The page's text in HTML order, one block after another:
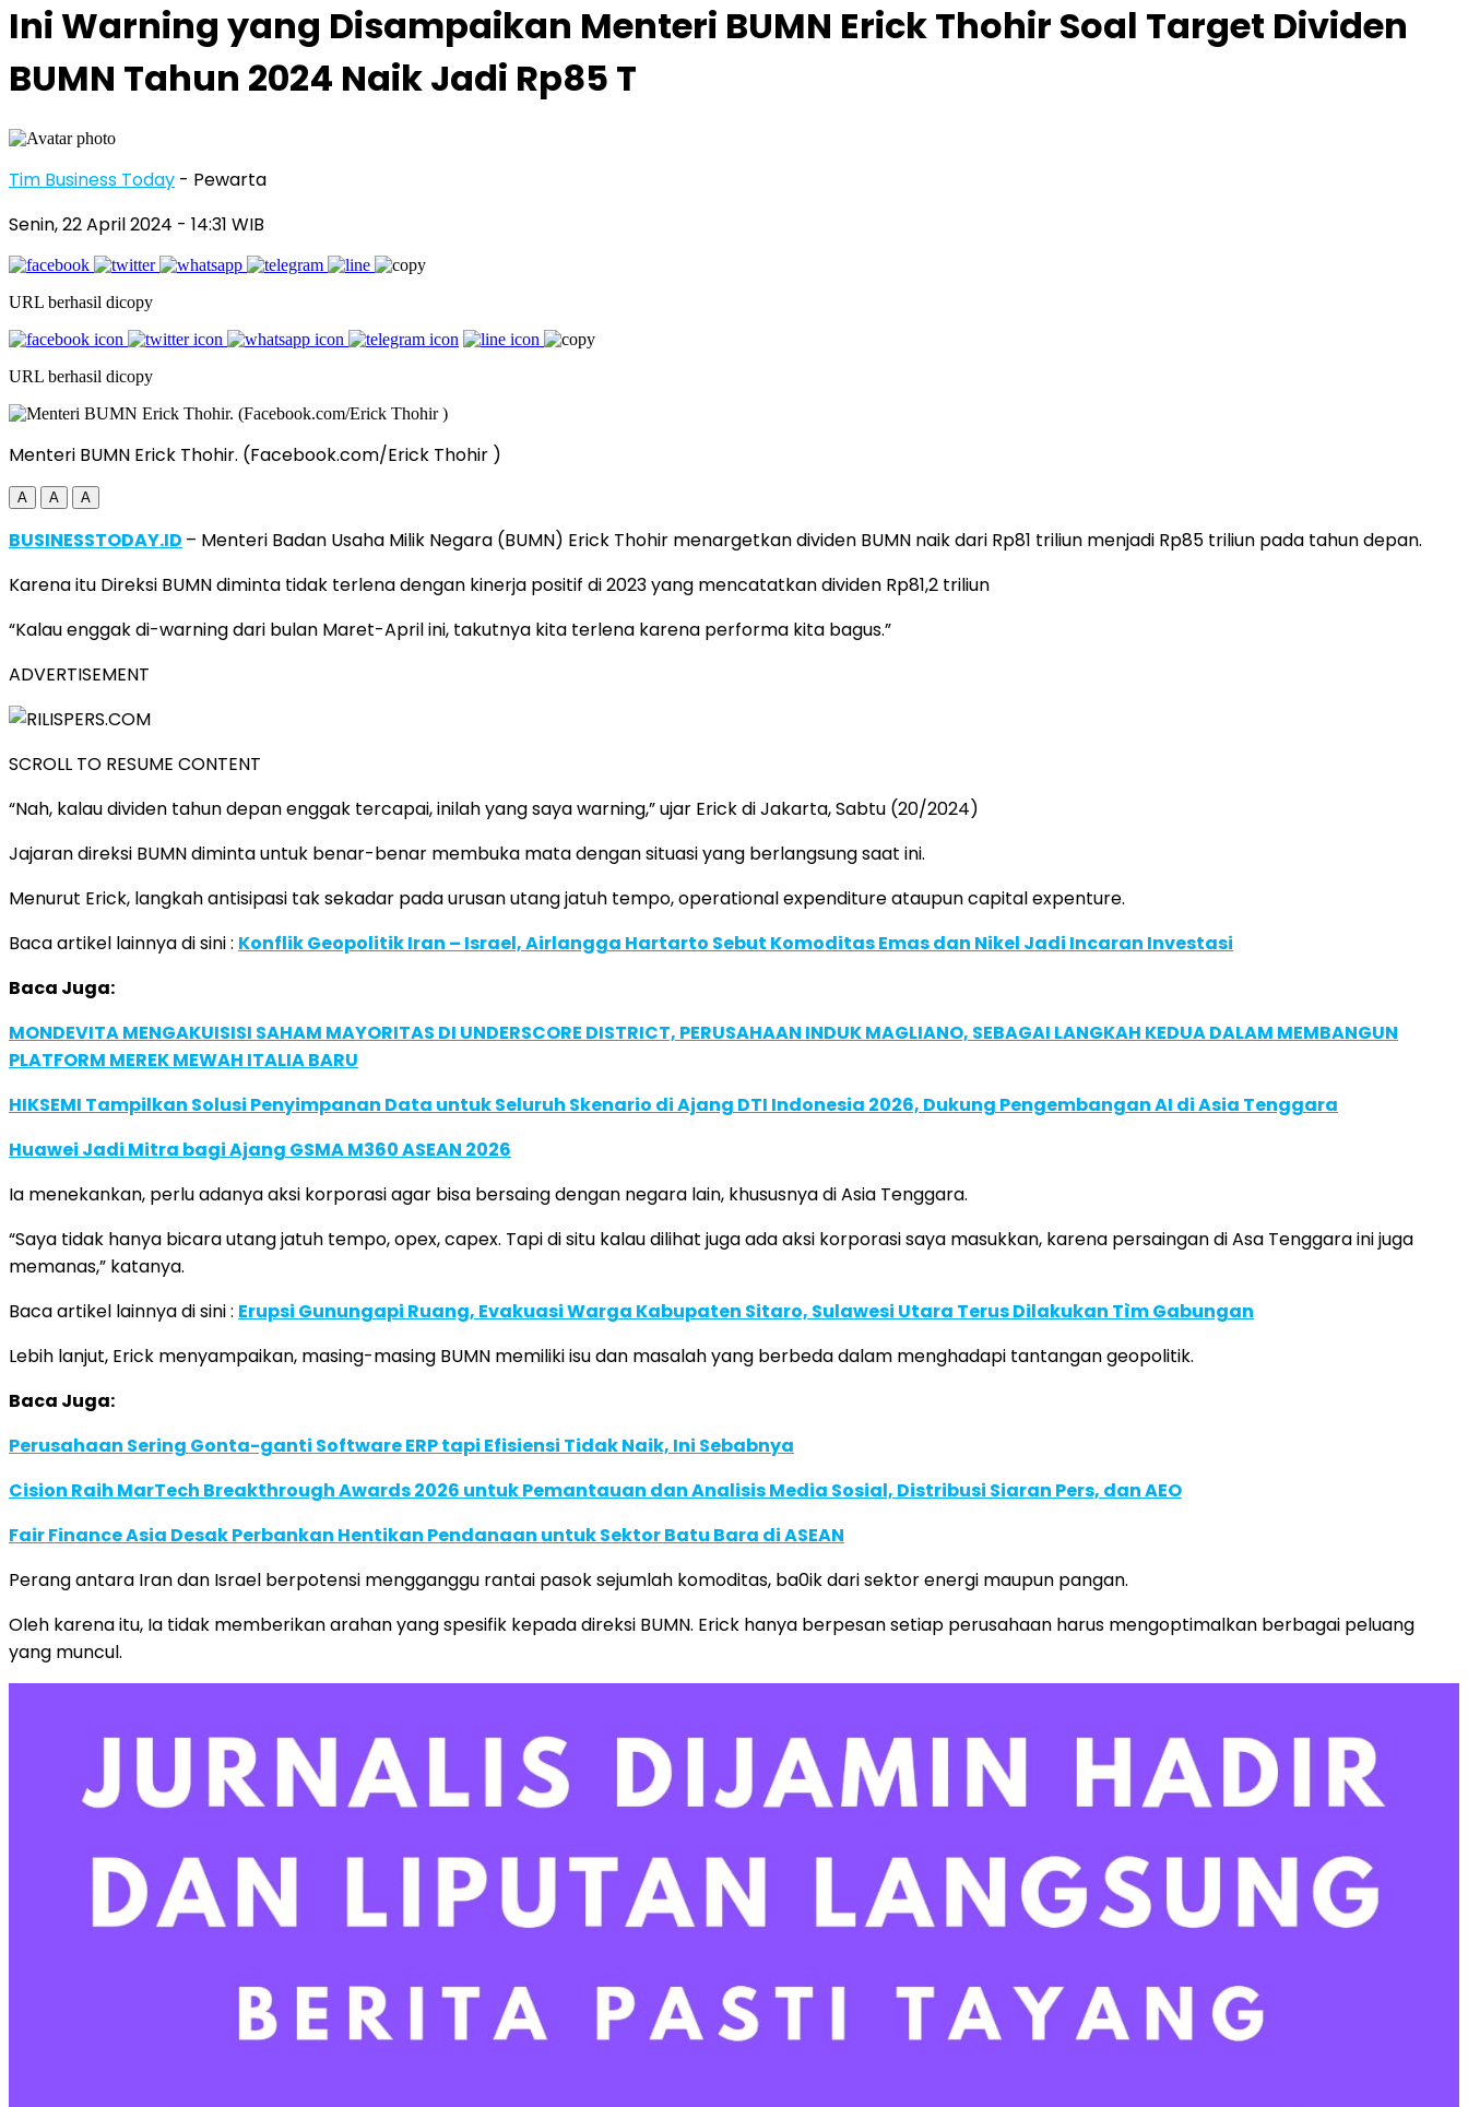
Ini Warning yang Disampaikan Menteri BUMN Erick Thohir Soal Target Dividen
BUMN Tahun 2024 Naik Jadi Rp85 T
Tim Business Today - Pewarta
Senin, 22 April 2024 - 14:31 WIB
URL berhasil dicopy
URL berhasil dicopy
Menteri BUMN Erick Thohir. (Facebook.com/Erick Thohir )
A A A
BUSINESSTODAY.ID – Menteri Badan Usaha Milik Negara (BUMN) Erick Thohir menargetkan dividen BUMN naik dari Rp81 triliun menjadi Rp85 triliun pada tahun depan.
Karena itu Direksi BUMN diminta tidak terlena dengan kinerja positif di 2023 yang mencatatkan dividen Rp81,2 triliun
“Kalau enggak di-warning dari bulan Maret-April ini, takutnya kita terlena karena performa kita bagus.”
ADVERTISEMENT
SCROLL TO RESUME CONTENT
“Nah, kalau dividen tahun depan enggak tercapai, inilah yang saya warning,” ujar Erick di Jakarta, Sabtu (20/2024)
Jajaran direksi BUMN diminta untuk benar-benar membuka mata dengan situasi yang berlangsung saat ini.
Menurut Erick, langkah antisipasi tak sekadar pada urusan utang jatuh tempo, operational expenditure ataupun capital expenture.
Baca artikel lainnya di sini : Konflik Geopolitik Iran – Israel, Airlangga Hartarto Sebut Komoditas Emas dan Nikel Jadi Incaran Investasi
Baca Juga:
MONDEVITA MENGAKUISISI SAHAM MAYORITAS DI UNDERSCORE DISTRICT, PERUSAHAAN INDUK MAGLIANO, SEBAGAI LANGKAH KEDUA DALAM MEMBANGUN
PLATFORM MEREK MEWAH ITALIA BARU
HIKSEMI Tampilkan Solusi Penyimpanan Data untuk Seluruh Skenario di Ajang DTI Indonesia 2026, Dukung Pengembangan AI di Asia Tenggara
Huawei Jadi Mitra bagi Ajang GSMA M360 ASEAN 2026
Ia menekankan, perlu adanya aksi korporasi agar bisa bersaing dengan negara lain, khususnya di Asia Tenggara.
“Saya tidak hanya bicara utang jatuh tempo, opex, capex. Tapi di situ kalau dilihat juga ada aksi korporasi saya masukkan, karena persaingan di Asa Tenggara ini juga
memanas,” katanya.
Baca artikel lainnya di sini : Erupsi Gunungapi Ruang, Evakuasi Warga Kabupaten Sitaro, Sulawesi Utara Terus Dilakukan Tìm Gabungan
Lebih lanjut, Erick menyampaikan, masing-masing BUMN memiliki isu dan masalah yang berbeda dalam menghadapi tantangan geopolitik.
Baca Juga:
Perusahaan Sering Gonta-ganti Software ERP tapi Efisiensi Tidak Naik, Ini Sebabnya
Cision Raih MarTech Breakthrough Awards 2026 untuk Pemantauan dan Analisis Media Sosial, Distribusi Siaran Pers, dan AEO
Fair Finance Asia Desak Perbankan Hentikan Pendanaan untuk Sektor Batu Bara di ASEAN
Perang antara Iran dan Israel berpotensi mengganggu rantai pasok sejumlah komoditas, ba0ik dari sektor energi maupun pangan.
Oleh karena itu, Ia tidak memberikan arahan yang spesifik kepada direksi BUMN. Erick hanya berpesan setiap perusahaan harus mengoptimalkan berbagai peluang
yang muncul.